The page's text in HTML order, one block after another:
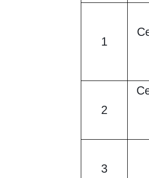
1
2
3